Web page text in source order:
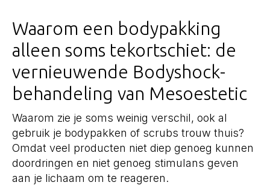
Waarom een bodypakking
alleen soms tekortschiet: de
vernieuwende Bodyshock-
behandeling van Mesoestetic
Waarom zie je soms weinig verschil, ook al
gebruik je bodypakken of scrubs trouw thuis?
Omdat veel producten niet diep genoeg kunnen
doordringen en niet genoeg stimulans geven
aan je lichaam om te reageren.